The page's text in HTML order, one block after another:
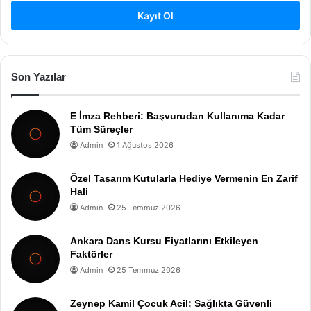
Kayıt Ol
Son Yazılar
E İmza Rehberi: Başvurudan Kullanıma Kadar
Tüm Süreçler
Admin 1 Ağustos 2026
Özel Tasarım Kutularla Hediye Vermenin En Zarif
Hali
Admin 25 Temmuz 2026
Ankara Dans Kursu Fiyatlarını Etkileyen
Faktörler
Admin 25 Temmuz 2026
Zeynep Kamil Çocuk Acil: Sağlıkta Güvenli